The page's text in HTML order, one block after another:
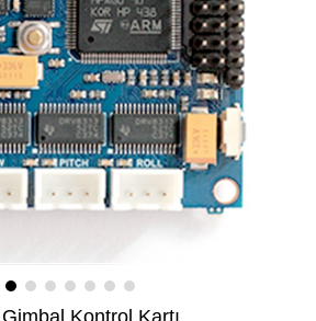
Kontrol Kartı